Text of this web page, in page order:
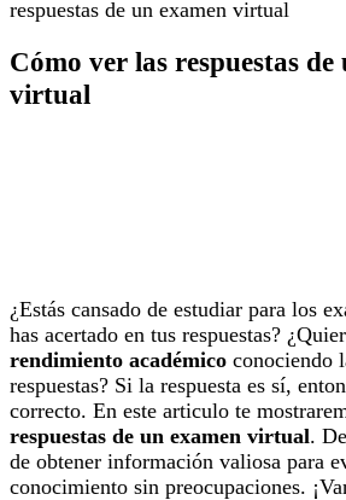
respuestas de un examen virtual
Cómo ver las respuestas de
virtual
¿Estás cansado de estudiar para los
has acertado en tus respuestas?
rendimiento académico conociendo
respuestas? Si la respuesta es sí,
correcto. En este articulo te
respuestas de un examen virtual.
de obtener información valiosa para
conocimiento sin preocupaciones.